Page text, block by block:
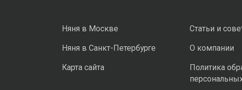
Няня в Москве
Няня в Санкт-Петербурге
Карта сайта
Статьи и
О компании
Политика